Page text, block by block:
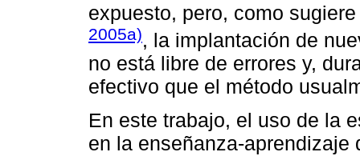
expuesto, pero, como
2005a), la implantación de
no está libre de errores y,
efectivo que el método
En este trabajo, el uso de la
en la enseñanza-